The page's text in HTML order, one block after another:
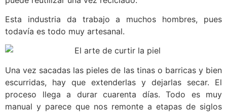
Esta industria da trabajo a muchos hombres, pues
todavía es todo muy artesanal.
Una vez sacadas las pieles de las tinas o barricas y bien
escurridas, hay que extenderlas y dejarlas secar. El
proceso llega a durar cuarenta días. Todo es muy
manual y parece que nos remonte a etapas de siglos